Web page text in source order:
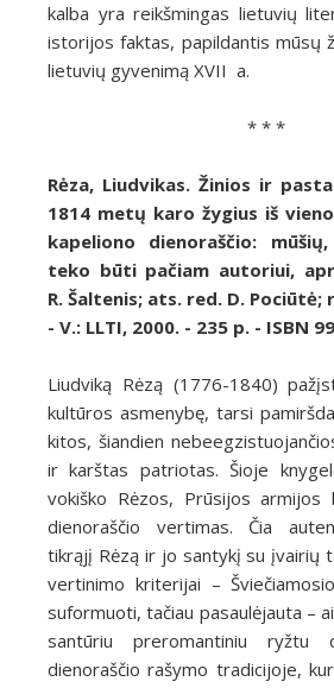
kalba yra reikšmingas lietuvių
istorijos faktas, papildantis mūsų
lietuvių gyvenimą XVII a.
* * *
Rėza, Liudvikas. Žinios ir
1814 metų karo žygius iš
kapeliono dienoraščio:
teko būti pačiam autoriui,
R. Šaltenis; ats. red. D. Pociūtė;
- V.: LLTI, 2000. - 235 p. - ISBN
Liudviką Rėzą (1776-1840)
kultūros asmenybę, tarsi
kitos, šiandien
ir karštas patriotas. Šioje
vokiško Rėzos, Prūsijos armijos
dienoraščio vertimas. Čia
tikrąjį Rėzą ir jo santykį su įvairių
vertinimo kriterijai –
suformuoti, tačiau pasaulėjauta –
santūriu preromantiniu ryžtu
dienoraščio rašymo tradicijoje,